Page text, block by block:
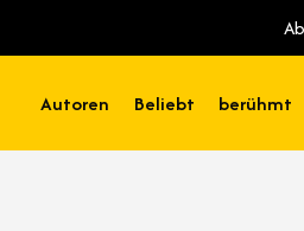
Autoren Beliebt berühmt